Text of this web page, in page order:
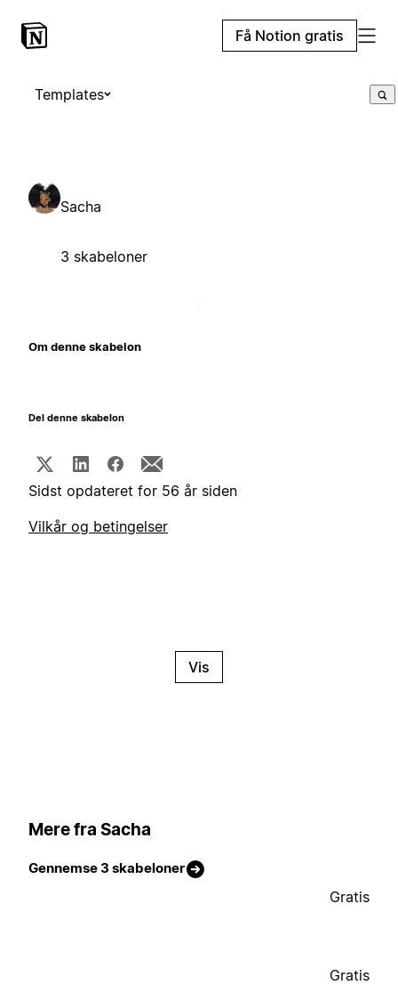
Få Notion gratis
Templates
Sacha
3 skabeloner
Om denne skabelon
Del denne skabelon
Sidst opdateret for 56 år siden
Vilkår og betingelser
Vis
Mere fra Sacha
Gennemse 3 skabeloner
Gratis
Gratis